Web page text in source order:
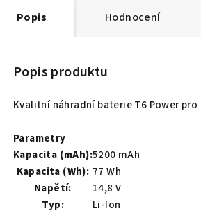
Popis Hodnocení
Popis produktu
Kvalitní náhradní baterie T6 Power
Parametry
Kapacita (mAh):5200 mAh
Kapacita (Wh): 77 Wh
Napětí:
14,8 V
Typ:
Li-Ion